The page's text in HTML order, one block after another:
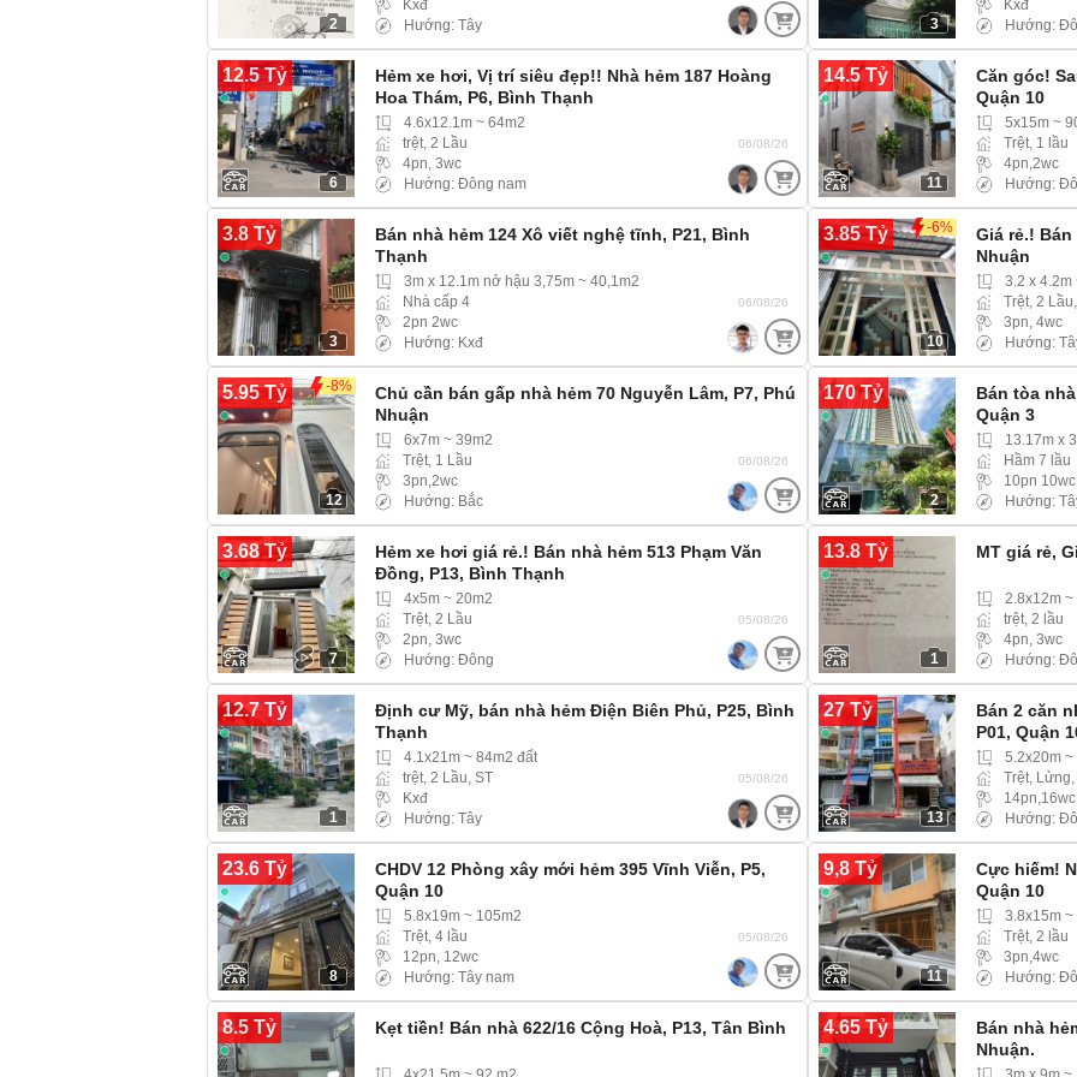
2
Kxđ
Hướng: Tây
3
Kxđ
Hướng:
12.5 Tỷ
6
Hẻm xe hơi, Vị trí siêu đẹp!! Nhà hẻm 187 Hoàng
Hoa Thám, P6, Bình Thạnh
4.6x12.1m ~ 64m2
trệt, 2 Lầu
4pn, 3wc
Hướng: Đông nam
06/08/26
14.5 Tỷ
11
Căn góc!
Quận 10
5x15m ~
Trệt, 1 lầu
4pn,2wc
Hướng:
3.8 Tỷ
3
Bán nhà hẻm 124 Xô viết nghệ tĩnh, P21, Bình
Thạnh
3m x 12.1m nở hậu 3,75m ~ 40,1m2
Nhà cấp 4
2pn 2wc
Hướng: Kxđ
06/08/26
3.85 Tỷ -6%
10
Giá rẻ.!
Nhuận
3.2 x 4.2m
Trệt, 2
3pn, 4wc
Hướng:
5.95 Tỷ -8%
12
Chủ cần bán gấp nhà hẻm 70 Nguyễn Lâm, P7, Phú
Nhuận
6x7m ~ 39m2
Trệt, 1 Lầu
3pn,2wc
Hướng: Bắc
06/08/26
170 Tỷ
2
Bán tòa
Quận 3
13.17m x
Hầm 7 lầu
10pn 10wc
Hướng:
3.68 Tỷ
7
Hẻm xe hơi giá rẻ.! Bán nhà hẻm 513 Phạm Văn
Đồng, P13, Bình Thạnh
4x5m ~ 20m2
Trệt, 2 Lầu
2pn, 3wc
Hướng: Đông
05/08/26
13.8 Tỷ
1
MT giá rẻ,
2.8x12m ~
trệt, 2 lầu
4pn, 3wc
Hướng:
12.7 Tỷ
1
Định cư Mỹ, bán nhà hẻm Điện Biên Phủ, P25, Bình
Thạnh
4.1x21m ~ 84m2 đất
trệt, 2 Lầu, ST
Kxđ
Hướng: Tây
05/08/26
27 Tỷ
13
Bán 2 căn
P01, Quận
5.2x20m
Trệt,
14pn,16wc
Hướng:
23.6 Tỷ
8
CHDV 12 Phòng xây mới hẻm 395 Vĩnh Viễn, P5,
Quận 10
5.8x19m ~ 105m2
Trệt, 4 lầu
12pn, 12wc
Hướng: Tây nam
05/08/26
9,8 Tỷ
11
Cực hiếm!
Quận 10
3.8x15m ~
Trệt, 2 lầu
3pn,4wc
Hướng:
8.5 Tỷ Kẹt tiền! Bán nhà 622/16 Cộng Hoà, P13, Tân Bình 4.65 Tỷ
Bán nhà
Nhuận.